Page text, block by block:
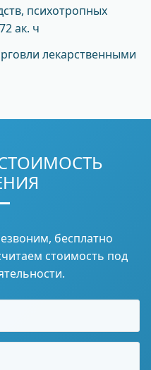
психотропных
ак. ч
лекарственными
бесплатно
стоимость под